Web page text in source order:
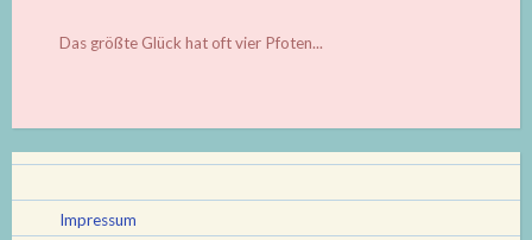
Das größte Glück hat oft vier Pfoten...
Impressum